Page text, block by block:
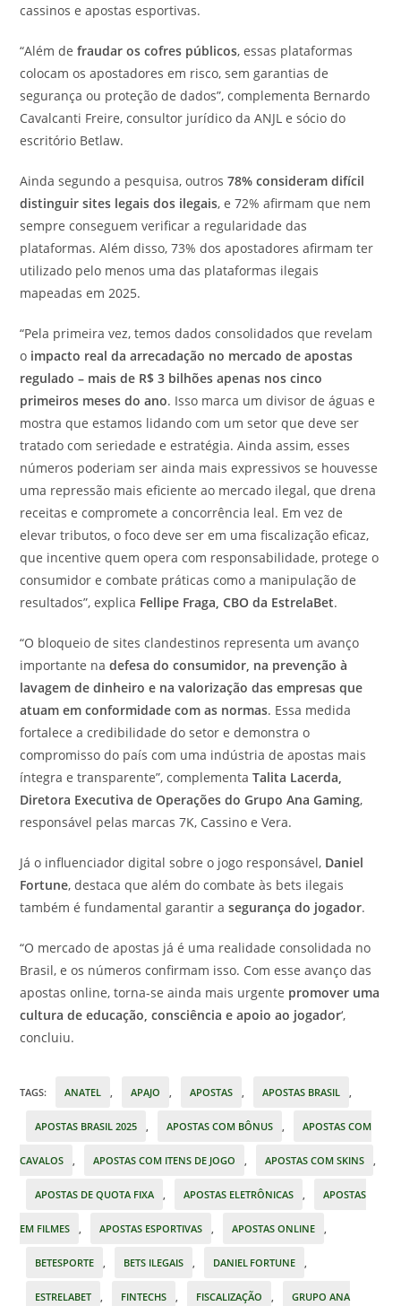
cassinos e apostas esportivas.
“Além defraudar os cofres públicos, essas plataformas
colocam os apostadores em risco, sem garantias de
segurança ou proteção de dados”, complementa Bernardo
Cavalcanti Freire, consultor jurídico da ANJL e sócio do
escritório Betlaw.
Ainda segundo a pesquisa, outros78% consideram difícil
distinguir sites legais dos ilegais, e 72% afirmam que nem
sempre conseguem verificar a regularidade das
plataformas. Além disso, 73% dos apostadores afirmam ter
utilizado pelo menos uma das plataformas ilegais
mapeadas em 2025.
“Pela primeira vez, temos dados consolidados que revelam
o impacto real da arrecadação no mercado de apostas
regulado – mais de R$ 3 bilhões apenas nos cinco
primeiros meses do ano. Isso marca um divisor de águas e
mostra que estamos lidando com um setor que deve ser
tratado com seriedade e estratégia. Ainda assim, esses
números poderiam ser ainda mais expressivos se houvesse
uma repressão mais eficiente ao mercado ilegal, que drena
receitas e compromete a concorrência leal. Em vez de
elevar tributos, o foco deve ser em uma fiscalização eficaz,
que incentive quem opera com responsabilidade, protege o
consumidor e combate práticas como a manipulação de
resultados”, explica Fellipe Fraga, CBO da EstrelaBet.
“O bloqueio de sites clandestinos representa um avanço
importante nadefesa do consumidor, na prevenção à
lavagem de dinheiro e na valorização das empresas que
atuam em conformidade com as normas. Essa medida
fortalece a credibilidade do setor e demonstra o
compromisso do país com uma indústria de apostas mais
íntegra e transparente”, complementaTalita Lacerda,
Diretora Executiva de Operações do Grupo Ana Gaming,
responsável pelas marcas 7K, Cassino e Vera.
Já o influenciador digital sobre o jogo responsável, Daniel
Fortune, destaca que além do combate às bets ilegais
também é fundamental garantir asegurança do jogador.
“O mercado de apostas já é uma realidade consolidada no
Brasil, e os números confirmam isso. Com esse avanço das
apostas online, torna-se ainda mais urgente promover uma
cultura de educação, consciência e apoio ao jogador‘,
concluiu.
TAGS: ANATEL APAJO APOSTAS APOSTAS BRASIL
APOSTAS BRASIL 2025 APOSTAS COM BÔNUS APOSTAS COM
CAVALOS APOSTAS COM ITENS DE JOGO APOSTAS COM SKINS
APOSTAS DE QUOTA FIXA APOSTAS ELETRÔNICAS APOSTAS
EM FILMES APOSTAS ESPORTIVAS APOSTAS ONLINE
BETESPORTE BETS ILEGAIS DANIEL FORTUNE
ESTRELABET FINTECHS FISCALIZAÇÃO GRUPO ANA